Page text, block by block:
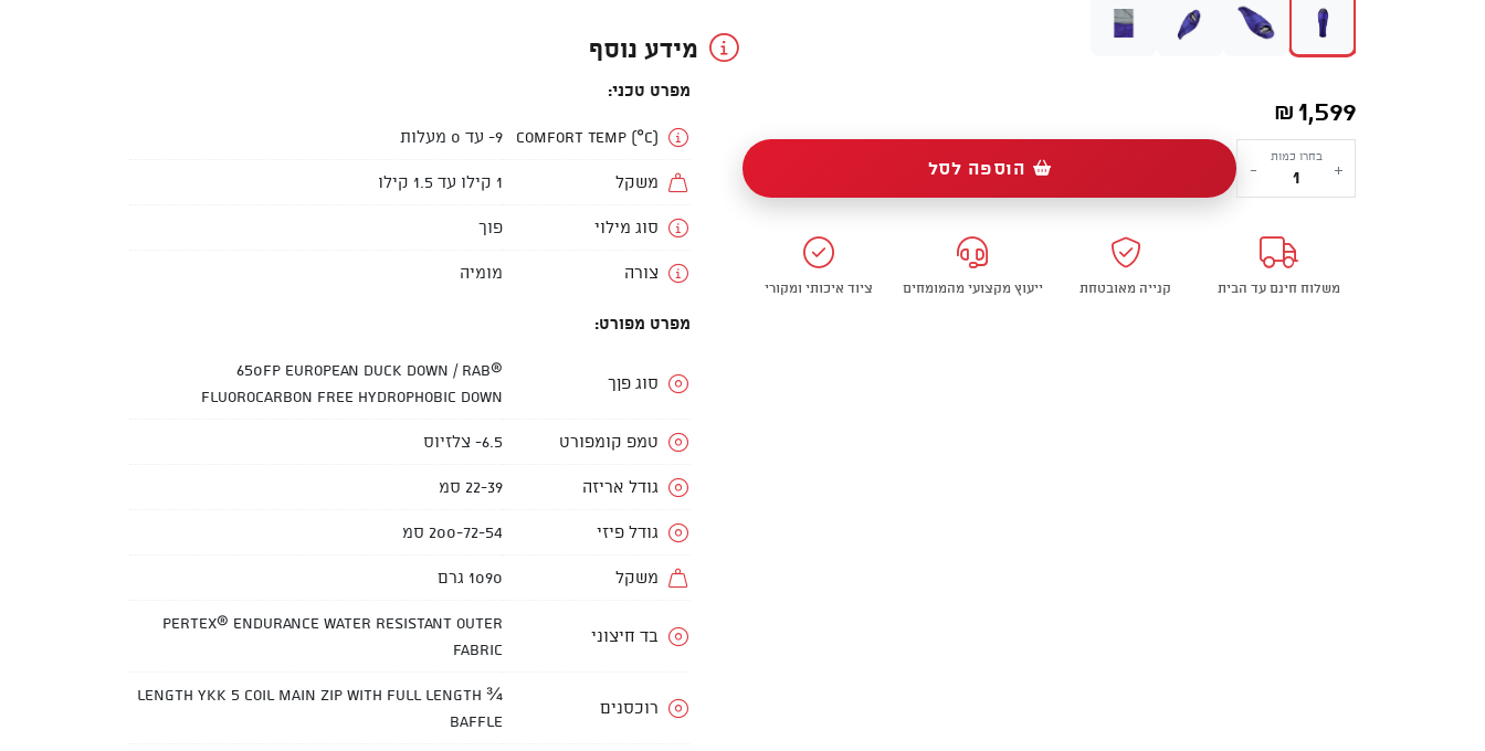
₪ 1,599
+
כמות
של
שינה
פוך
Summit
בחרו כמות
- הוספה לסל
משלוח חינם עד הבית קנייה מאובטחת ייעוץ מקצועי מהמומחים ציוד איכותי ומקורי
מידע נוסף
מפרט טכני:
Comfort Temp (°C) 9- עד 0 מעלות
משקל 1 קילו עד 1.5 קילו
סוג מילוי פוך
צורה מומיה
מפרט מפורט:
סוג פןך
650FP European Duck Down / Rab®
Fluorocarbon free Hydrophobic Down
טמפ קומפורט 6.5- צלזיוס
גודל אריזה 22-39 סמ
גודל פיזי 200-72-54 סמ
משקל 1090 גרם
בד חיצוני
Pertex® Endurance water resistant outer
fabric
רוכסנים
¾ length YKK 5 coil main zip with full length
baffle